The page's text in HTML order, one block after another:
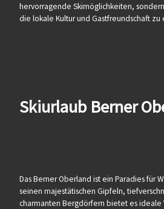
hervorragende Skimöglichkeiten,
die lokale Kultur und Gastfreundschaft zu
Skiurlaub Berner
Das Berner Oberland ist ein Paradies für
seinen majestätischen Gipfeln,
charmanten Bergdörfern bietet es ideale